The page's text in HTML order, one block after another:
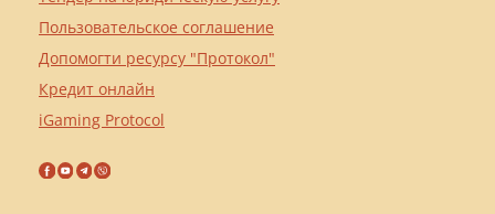
Пользовательское соглашение
Допомогти ресурсу "Протокол"
Кредит онлайн
iGaming Protocol